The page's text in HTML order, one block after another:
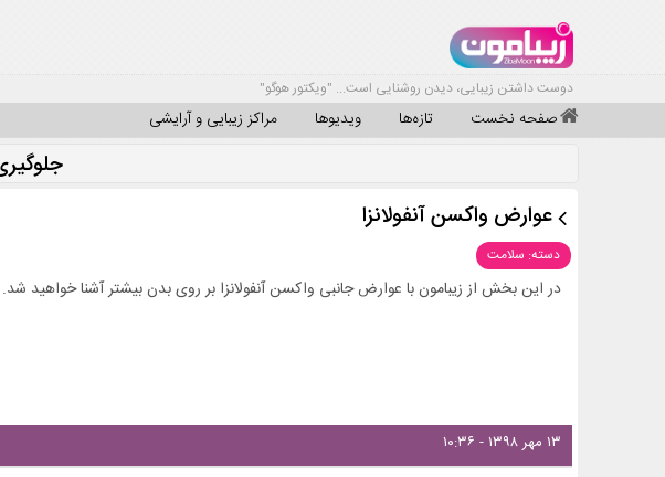
دوست داشتن زیبایی، دیدن روشنایی است... "ویکتور هوگو"
صفحه نخست تازه‌ها ویدیوها مراکز زیبایی و آرایشی
عوارض واکسن آنفولانزا
دسته: سلامت
در این بخش از زیبامون با عوارض جانبی واکسن آنفولانزا بر روی بدن بیشتر آشنا خواهید شد.
۱۳ مهر ۱۳۹۸ - ۱۰:۳۶